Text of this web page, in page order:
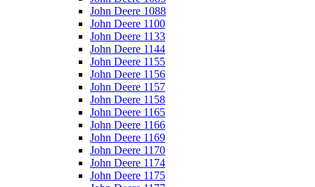
John Deere 1088
John Deere 1100
John Deere 1133
John Deere 1144
John Deere 1155
John Deere 1156
John Deere 1157
John Deere 1158
John Deere 1165
John Deere 1166
John Deere 1169
John Deere 1170
John Deere 1174
John Deere 1175